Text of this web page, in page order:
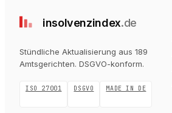
insolvenzindex.de
Stündliche Aktualisierung aus 189
Amtsgerichten. DSGVO-konform.
ISO 27001 DSGVO MADE IN DE